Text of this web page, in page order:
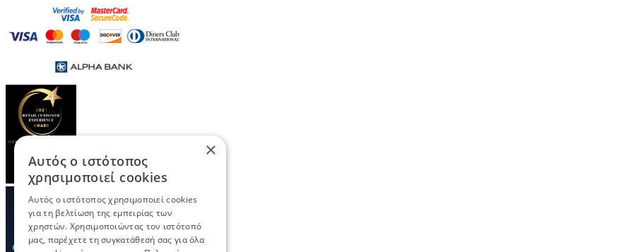
×
Αυτός ο ιστότοπος
χρησιμοποιεί cookies
Αυτός ο ιστότοπος χρησιμοποιεί cookies
για τη βελτίωση της εμπειρίας των
χρηστών. Χρησιμοποιώντας τον ιστότοπό
μας, παρέχετε τη συγκατάθεσή σας για όλα